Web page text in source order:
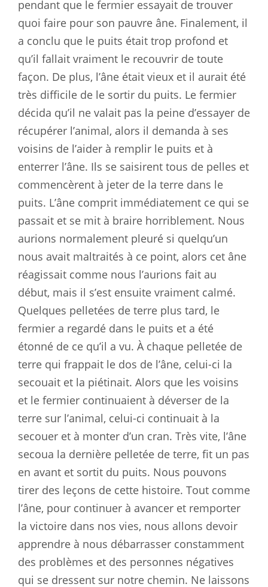
pendant que le fermier essayait de trouver
quoi faire pour son pauvre âne. Finalement, il
a conclu que le puits était trop profond et
qu’il fallait vraiment le recouvrir de toute
façon. De plus, l’âne était vieux et il aurait été
très difficile de le sortir du puits. Le fermier
décida qu’il ne valait pas la peine d’essayer de
récupérer l’animal, alors il demanda à ses
voisins de l’aider à remplir le puits et à
enterrer l’âne. Ils se saisirent tous de pelles et
commencèrent à jeter de la terre dans le
puits. L’âne comprit immédiatement ce qui se
passait et se mit à braire horriblement. Nous
aurions normalement pleuré si quelqu’un
nous avait maltraités à ce point, alors cet âne
réagissait comme nous l’aurions fait au
début, mais il s’est ensuite vraiment calmé.
Quelques pelletées de terre plus tard, le
fermier a regardé dans le puits et a été
étonné de ce qu’il a vu. À chaque pelletée de
terre qui frappait le dos de l’âne, celui-ci la
secouait et la piétinait. Alors que les voisins
et le fermier continuaient à déverser de la
terre sur l’animal, celui-ci continuait à la
secouer et à monter d’un cran. Très vite, l’âne
secoua la dernière pelletée de terre, fit un pas
en avant et sortit du puits. Nous pouvons
tirer des leçons de cette histoire. Tout comme
l’âne, pour continuer à avancer et remporter
la victoire dans nos vies, nous allons devoir
apprendre à nous débarrasser constamment
des problèmes et des personnes négatives
qui se dressent sur notre chemin. Ne laissons